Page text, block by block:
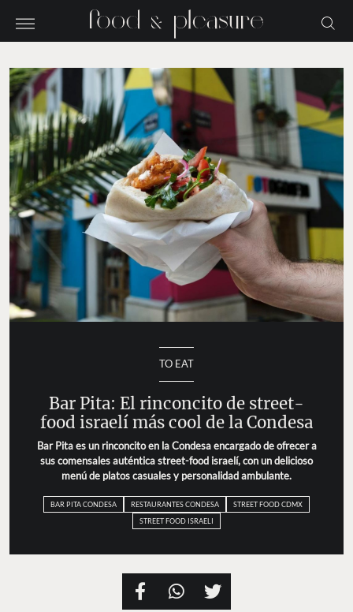
TO EAT
Bar Pita: El rinconcito de street-
food israelí más cool de la Condesa
Bar Pita es un rinconcito en la Condesa encargado de ofrecer a
sus comensales auténtica street-food israelí, con un delicioso
menú de platos casuales y personalidad ambulante.
BAR PITA CONDESA RESTAURANTES CONDESA
STREET FOOD CDMX
STREET FOOD ISRAELI